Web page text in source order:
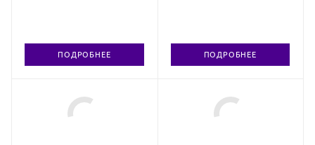
ПОДРОБНЕЕ ПОДРОБНЕЕ